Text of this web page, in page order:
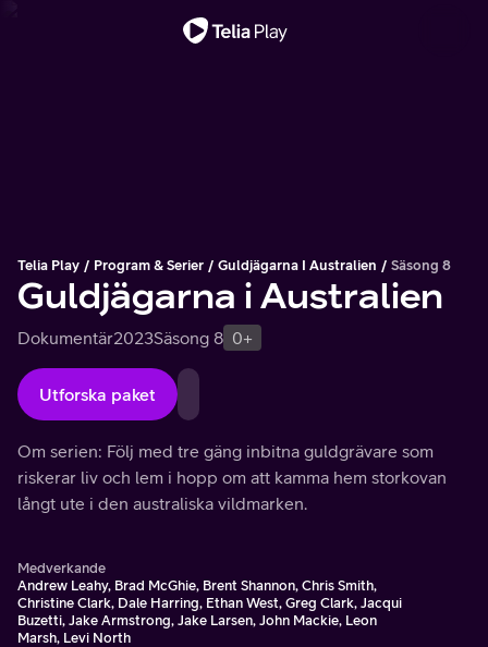
Telia Play Program & Serier Guldjägarna I Australien Säsong 8
Guldjägarna i Australien
Dokumentär2023Säsong 8 0+
Utforska paket
Om serien: Följ med tre gäng inbitna guldgrävare som
riskerar liv och lem i hopp om att kamma hem storkovan
långt ute i den australiska vildmarken.
Medverkande
Andrew Leahy, Brad McGhie, Brent Shannon, Chris Smith,
Christine Clark, Dale Harring, Ethan West, Greg Clark, Jacqui
Buzetti, Jake Armstrong, Jake Larsen, John Mackie, Leon
Marsh, Levi North